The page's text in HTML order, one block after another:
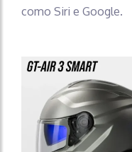
como Siri e Google.